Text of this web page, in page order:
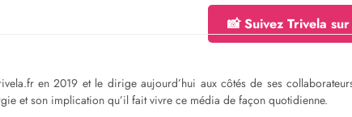
📸 Suivez Trivela
en 2019 et le dirige aujourd’hui aux côtés de ses
et son implication qu’il fait vivre ce média de façon quotidienne.